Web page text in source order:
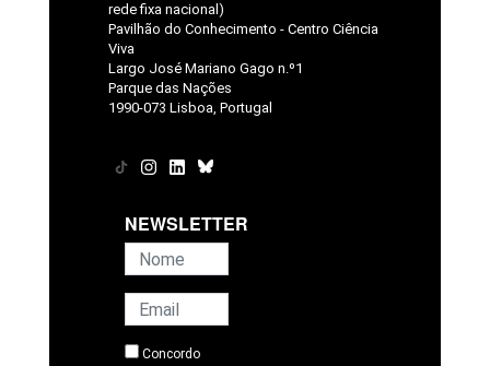
rede fixa nacional)
Pavilhão do Conhecimento - Centro Ciência
Viva
Largo José Mariano Gago n.º1
Parque das Nações
1990-073 Lisboa, Portugal
NEWSLETTER
Concordo